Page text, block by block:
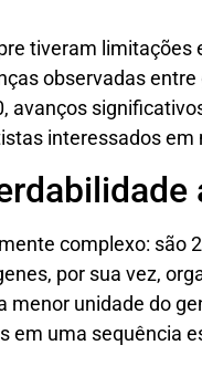
tiveram limitações
observadas
avanços
interessados
complexo: são
por sua vez,
menor unidade do
em uma sequência